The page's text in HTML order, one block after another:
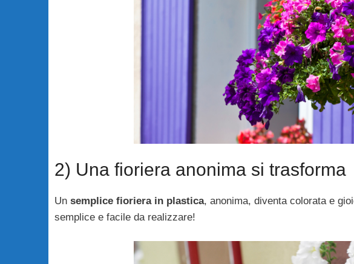
2) Una fioriera anonima si trasforma
Un semplice fioriera in plastica, anonima, diventa colorata e
semplice e facile da realizzare!